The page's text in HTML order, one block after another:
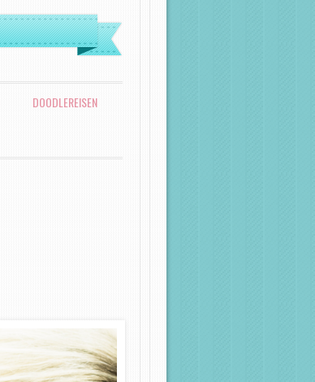
DOODLEREISEN